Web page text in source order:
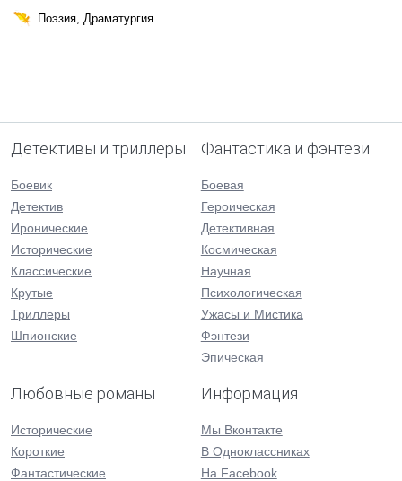
Поэзия, Драматургия
Детективы и триллеры
Боевик
Детектив
Иронические
Исторические
Классические
Крутые
Триллеры
Шпионские
Фантастика и фэнтези
Боевая
Героическая
Детективная
Космическая
Научная
Психологическая
Ужасы и Мистика
Фэнтези
Эпическая
Любовные романы
Исторические
Короткие
Фантастические
Информация
Мы Вконтакте
В Одноклассниках
На Facebook